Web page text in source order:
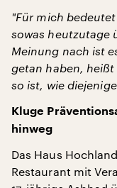
"Für mich
sowas heutzutage
Meinung nach ist
getan haben, heißt
so ist, wie
Kluge
hinweg
Das Haus
Restaurant mit